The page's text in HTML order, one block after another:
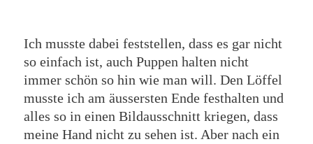
Ich musste dabei feststellen, dass es gar nicht
so einfach ist, auch Puppen halten nicht
immer schön so hin wie man will. Den Löffel
musste ich am äussersten Ende festhalten und
alles so in einen Bildausschnitt kriegen, dass
meine Hand nicht zu sehen ist. Aber nach ein